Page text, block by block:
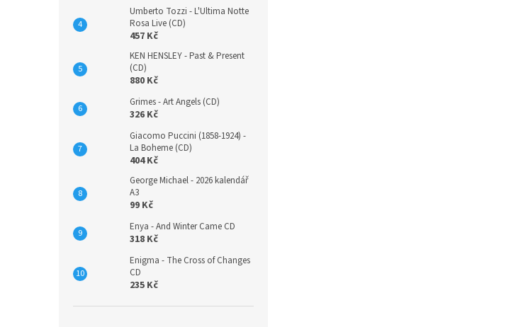
Umberto Tozzi - L'Ultima Notte
Rosa Live (CD)
457 Kč
KEN HENSLEY - Past & Present
(CD)
880 Kč
Grimes - Art Angels (CD)
326 Kč
Giacomo Puccini (1858-1924) -
La Boheme (CD)
404 Kč
George Michael - 2026 kalendář
A3
99 Kč
Enya - And Winter Came CD
318 Kč
Enigma - The Cross of Changes
CD
235 Kč